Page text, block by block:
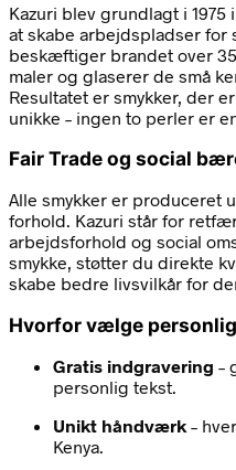
Kazuri blev grundlagt i 1975
at skabe arbejdspladser for
beskæftiger brandet over
maler og glaserer de små
Resultatet er smykker, der
unikke – ingen to perler er
Fair Trade og social
Alle smykker er produceret
forhold. Kazuri står for
arbejdsforhold og social
smykke, støtter du direkte
skabe bedre livsvilkår for
Hvorfor vælge
Gratis indgravering –
personlig tekst.
Unikt håndværk –
Kenya.